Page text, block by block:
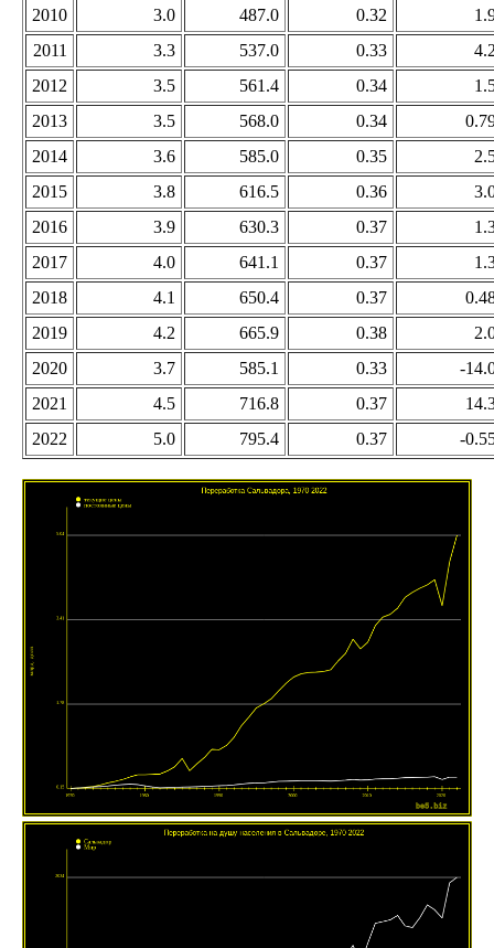
2010 3.0 487.0 0.32
2011
3.3 537.0 0.33
2012
3.5 561.4 0.34
2013
3.5 568.0 0.34
2014
3.6 585.0 0.35
2015
3.8 616.5 0.36
2016
3.9 630.3 0.37
2017
4.0 641.1 0.37
2018
4.1 650.4 0.37
2019
4.2 665.9 0.38
2020
3.7 585.1 0.33
-
2021
4.5 716.8 0.37
2022
5.0 795.4 0.37 -